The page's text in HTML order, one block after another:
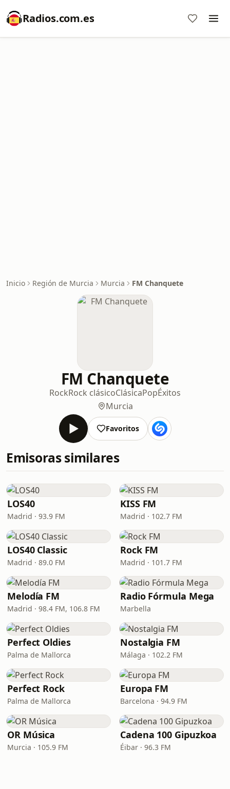
Radios.com.es
Inicio Región de Murcia Murcia FM Chanquete
FM Chanquete
RockRock clásicoClásicaPopÉxitos
Murcia
Favoritos
Emisoras similares
LOS40
Madrid · 93.9 FM
KISS FM
Madrid · 102.7 FM
LOS40 Classic
Madrid · 89.0 FM
Rock FM
Madrid · 101.7 FM
Melodía FM
Madrid · 98.4 FM, 106.8 FM
Radio Fórmula Mega
Marbella
Perfect Oldies
Palma de Mallorca
Nostalgia FM
Málaga · 102.2 FM
Perfect Rock
Palma de Mallorca
Europa FM
Barcelona · 94.9 FM
OR Música
Murcia · 105.9 FM
Cadena 100 Gipuzkoa
Éibar · 96.3 FM